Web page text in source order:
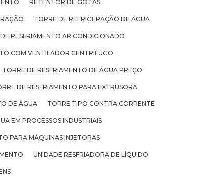
RETENTOR DE GOTAS
TORRE DE REFRIGERAÇÃO DE ÁGUA
RESFRIAMENTO AR CONDICIONADO
COM VENTILADOR CENTRÍFUGO
TORRE DE RESFRIAMENTO DE ÁGUA PREÇO
DE RESFRIAMENTO PARA EXTRUSORA
DE ÁGUA TORRE TIPO CONTRA CORRENTE
EM PROCESSOS INDUSTRIAIS
PARA MÁQUINAS INJETORAS
UNIDADE RESFRIADORA DE LÍQUIDO